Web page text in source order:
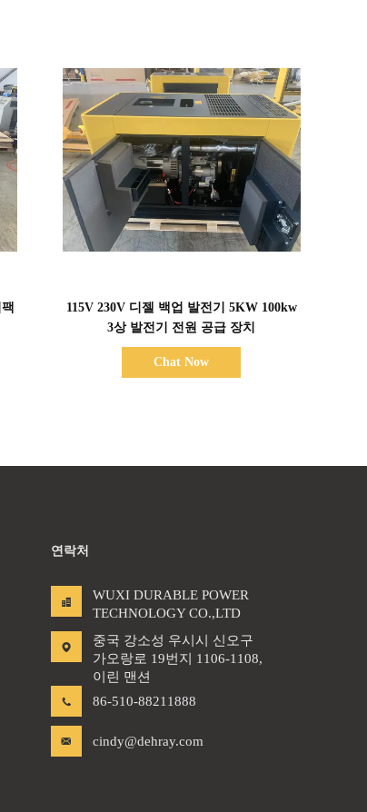
115V 230V 디젤 백업 발전기 5KW 100kw
3상 발전기 전원 공급 장치
Chat Now
연락처
WUXI DURABLE POWER
TECHNOLOGY CO.,LTD
중국 강소성 우시시 신오구
가오랑로 19번지 1106-1108,
이린 맨션
86-510-88211888
cindy@dehray.com